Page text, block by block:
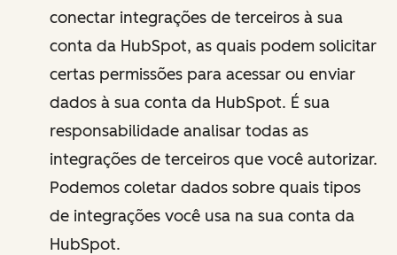
conectar integrações de terceiros à sua
conta da HubSpot, as quais podem solicitar
certas permissões para acessar ou enviar
dados à sua conta da HubSpot. É sua
responsabilidade analisar todas as
integrações de terceiros que você autorizar.
Podemos coletar dados sobre quais tipos
de integrações você usa na sua conta da
HubSpot.